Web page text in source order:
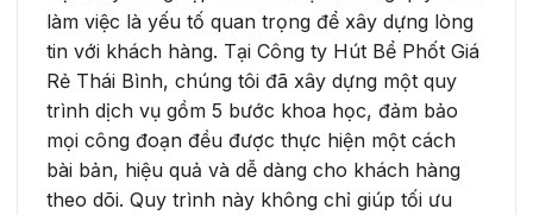
làm việc là yếu tố quan trọng để xây dựng lòng
tin với khách hàng. Tại Công ty Hút Bể Phốt Giá
Rẻ Thái Bình, chúng tôi đã xây dựng một quy
trình dịch vụ gồm 5 bước khoa học, đảm bảo
mọi công đoạn đều được thực hiện một cách
bài bản, hiệu quả và dễ dàng cho khách hàng
theo dõi. Quy trình này không chỉ giúp tối ưu